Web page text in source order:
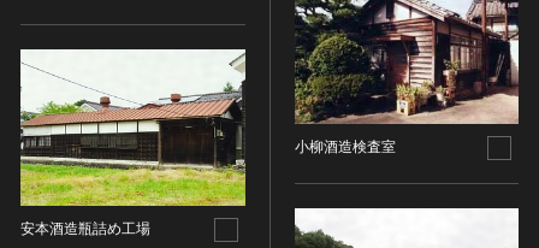
安本酒造瓶詰め工場
小柳酒造検査室
元 [中国]
明 [中国]
清 [中国]
近現代 [中国]
その他
歴史資料／書跡・典籍／古文書
文書・書籍
絵図・地図
その他
伝統芸能
NO KNOWN COPYRIGHT（知る限り著作権なし）
COPYRIGHT UNDETERMINED - JP ORPHAN
WORK（著作権未決定-裁定制度利用著作物）